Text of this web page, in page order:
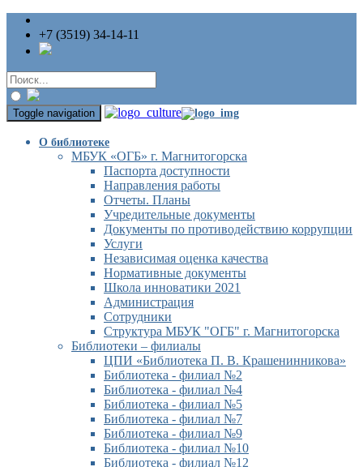
+7 (3519) 34-14-11
Toggle navigation
О библиотеке
МБУК «ОГБ» г. Магнитогорска
Паспорта доступности
Направления работы
Отчеты. Планы
Учредительные документы
Документы по противодействию коррупции
Услуги
Независимая оценка качества
Нормативные документы
Школа инноватики 2021
Администрация
Сотрудники
Структура МБУК "ОГБ" г. Магнитогорска
Библиотеки – филиалы
ЦПИ «Библиотека П. В. Крашенинникова»
Библиотека - филиал №2
Библиотека - филиал №4
Библиотека - филиал №5
Библиотека - филиал №7
Библиотека - филиал №9
Библиотека - филиал №10
Библиотека - филиал №12